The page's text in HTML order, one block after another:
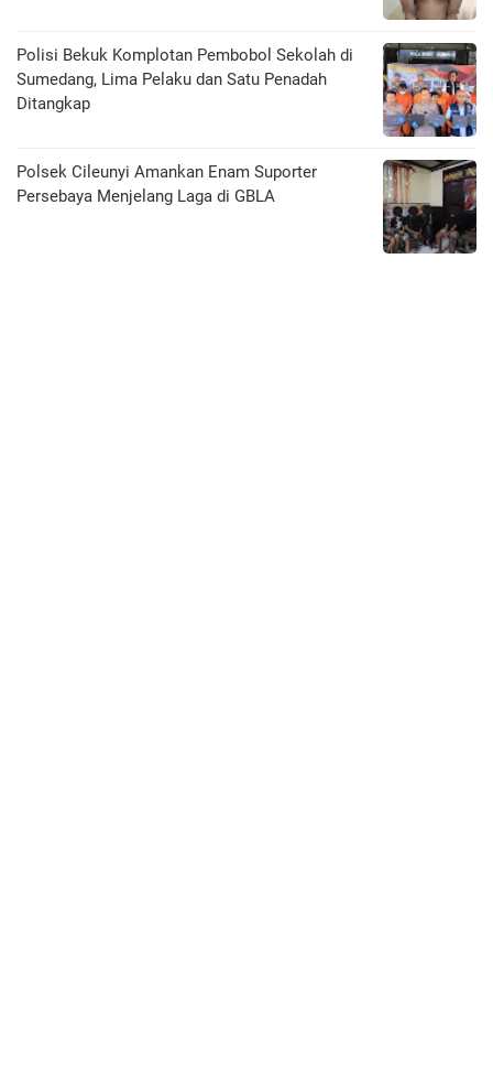
Polisi Bekuk Komplotan Pembobol Sekolah di
Sumedang, Lima Pelaku dan Satu Penadah
Ditangkap
Polsek Cileunyi Amankan Enam Suporter
Persebaya Menjelang Laga di GBLA